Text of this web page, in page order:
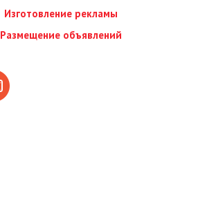
Изготовление рекламы
Размещение объявлений